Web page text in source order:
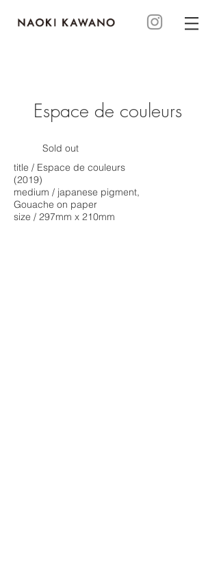
Espace de couleurs
Sold out
title / Espace de couleurs
(2019)
medium / japanese pigment,
Gouache on paper
size / 297mm x 210mm